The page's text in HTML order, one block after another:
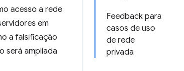
Feedback para
casos de uso
de rede
privada
acesso a rede
em
a falsificação
será ampliada